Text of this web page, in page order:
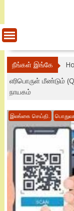
நீங்கள் இங்கே
எரிபொருள் மீண்டும்
நாயகம்
இலங்கை செய்தி.